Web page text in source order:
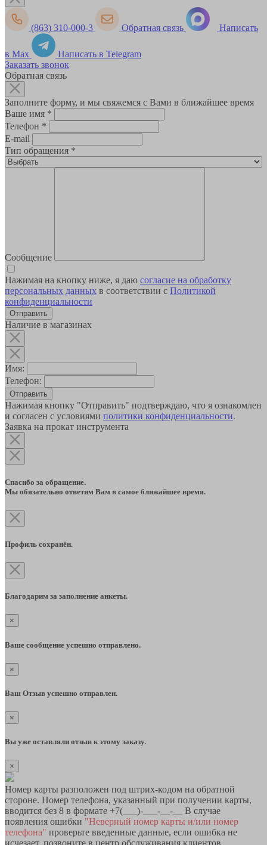
(863) 310-000-3 Обратная связь Написать
в Max
Написать в Telegram
Заказать звонок
Обратная связь
Заполните форму, и мы свяжемся с Вами в ближайшее время
Ваше имя *
Телефон *
E-mail
Тип обращения *
Сообщение
Нажимая на кнопку ниже, я даю согласие на обработку
персональных данных в соответствии с Политикой
конфиденциальности
Наличие в магазинах
Имя:
Телефон:
Отправить
Нажимая кнопку "Отправить" подтверждаю, что я ознакомлен
и согласен с условиями политики конфиденциальности.
Заявка на прокат инструмента
Спасибо за обращение.
Мы обязательно ответим Вам в самое ближайшее время.
Профиль сохранён.
Благодарим за заполнение анкеты.
×
Ваше сообщение успешно отправлено.
×
Ваш Отзыв успешно отправлен.
×
Вы уже оставляли отзыв к этому заказу.
×
Номер карты разположен под штрих-кодом на обратной
стороне. Номер телефона, указанный при получении карты,
вводится без 8 в формате +7(___)-___-__-__ В случае
появления ошибки "Неверный номер карты и/или номер
телефона" проверьте введенные данные, если ошибка не